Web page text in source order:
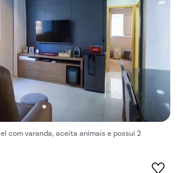
com varanda, aceita animais e possui 2